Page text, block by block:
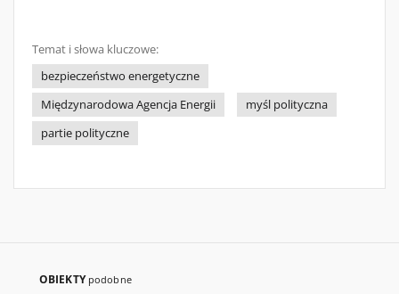
Temat i słowa kluczowe:
bezpieczeństwo energetyczne
Międzynarodowa Agencja Energii
myśl polityczna
partie polityczne
OBIEKTY podobne